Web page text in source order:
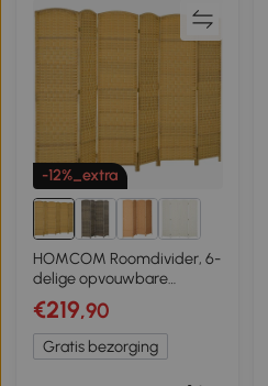
-12%_extra
HOMCOM Roomdivider, 6-
delige opvouwbare
Scheidingswand,
Vlechtpatroon,
Grenenhout, Naturel Hout
€219,90
Gratis bezorging